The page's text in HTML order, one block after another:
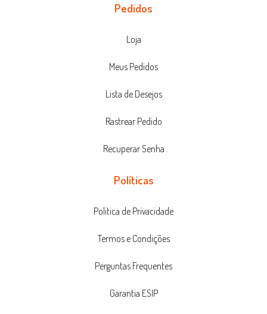
Pedidos
Loja
Meus Pedidos
Lista de Desejos
Rastrear Pedido
Recuperar Senha
Políticas
Politica de Privacidade
Termos e Condições
Perguntas Frequentes
Garantia ESIP